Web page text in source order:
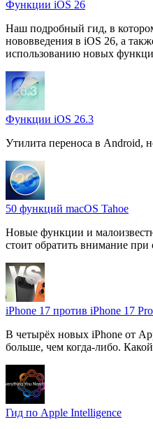
Функции iOS 26
Наш подробный гид, в
нововведения в iOS 26, а
использованию новых
Функции iOS 26.3
Утилита переноса в Android,
50 функций macOS Tahoe
Новые функции и
стоит обратить внимание при
iPhone 17 против iPhone 17
В четырёх новых iPhone от
больше, чем когда-либо.
Гид по Apple Intelligence